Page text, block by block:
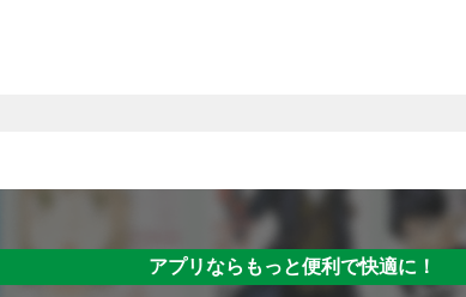
アプリならもっと便利で快適に！